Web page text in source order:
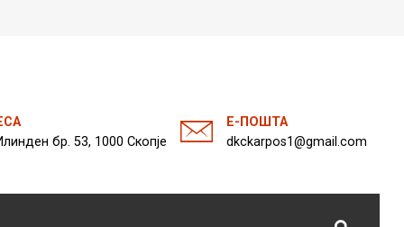
бр. 53, 1000 Скопје
Е-ПОШТА
dkckarpos1@gmail.com